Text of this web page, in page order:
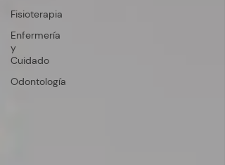
Fisioterapia
Enfermería
y
Cuidado
Odontología